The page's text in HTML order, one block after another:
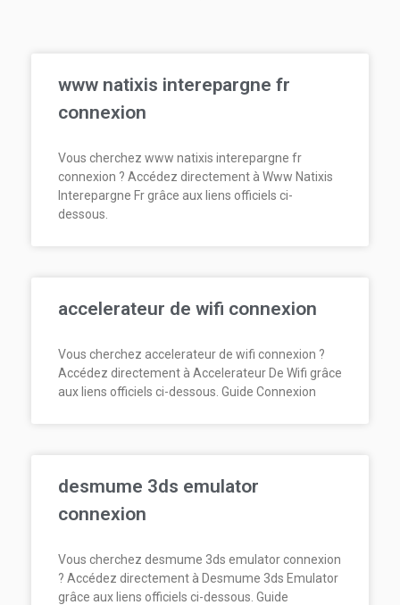
www natixis interepargne fr
connexion
Vous cherchez www natixis interepargne fr
connexion ? Accédez directement à Www Natixis
Interepargne Fr grâce aux liens officiels ci-
dessous.
accelerateur de wifi connexion
Vous cherchez accelerateur de wifi connexion ?
Accédez directement à Accelerateur De Wifi grâce
aux liens officiels ci-dessous. Guide Connexion
desmume 3ds emulator
connexion
Vous cherchez desmume 3ds emulator connexion
? Accédez directement à Desmume 3ds Emulator
grâce aux liens officiels ci-dessous. Guide